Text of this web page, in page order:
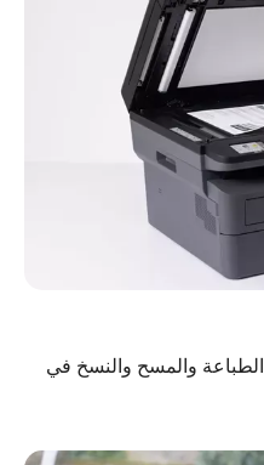
والمسح والنسخ في